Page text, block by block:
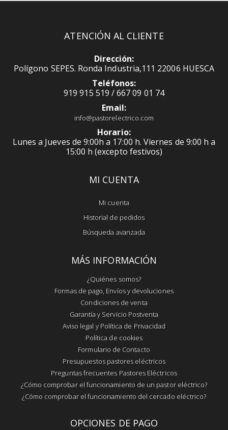
ATENCIÓN AL CLIENTE
Dirección:
Polígono SEPES. Ronda Industria,111 22006 HUESCA
Teléfonos:
919 915 519 / 667 09 01 74
Email:
info@pastorelectrico.com
Horario:
Lunes a Jueves de 9:00h a 17:00 h. Viernes de 9:00 h a
15:00 h (excepto festivos)
MI CUENTA
Mi cuenta
Historial de pedidos
Búsqueda avanzada
MÁS INFORMACIÓN
¿Quiénes somos?
Formas de pago, Envíos y devoluciones
Condiciones de venta
Garantía y Servicio Postventa
Aviso legal y Política de Privacidad
Política de cookies
Formulario de Contacto
Presupuestos pastores eléctricos
Preguntas frecuentes Pastores Eléctricos
¿Cómo comprobar el funcionamiento de un pastor eléctrico?
¿Cómo comprobar el funcionamiento del cercado eléctrico?
OPCIONES DE PAGO